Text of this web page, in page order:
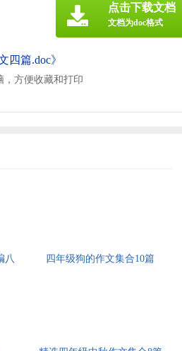
四篇.doc》
，方便收藏和打印
点击下载文档
文档为doc格式
八
四年级狗的作文集合10篇